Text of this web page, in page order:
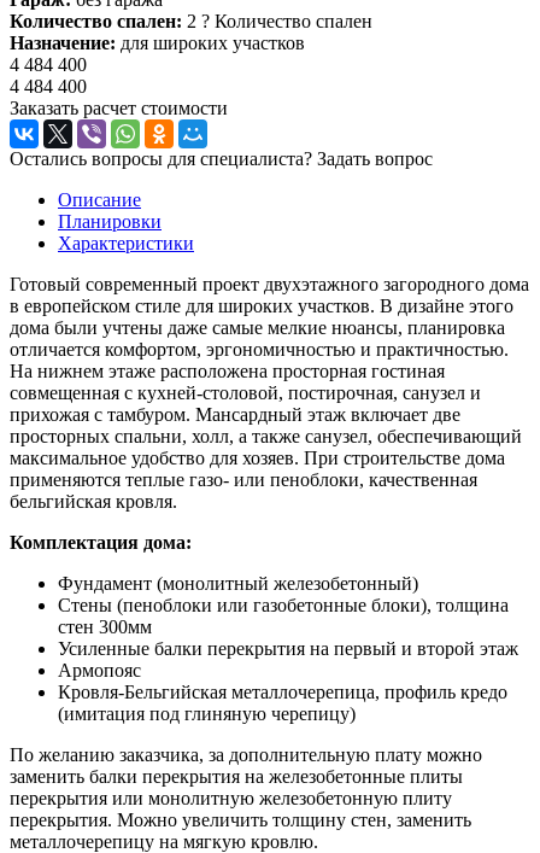
Количество спален: 2 ? Количество спален
Назначение: для широких участков
4 484 400
4 484 400
Заказать расчет стоимости
Остались вопросы для специалиста? Задать вопрос
Описание
Планировки
Характеристики
Готовый современный проект двухэтажного загородного дома
в европейском стиле для широких участков. В дизайне этого
дома были учтены даже самые мелкие нюансы, планировка
отличается комфортом, эргономичностью и практичностью.
На нижнем этаже расположена просторная гостиная
совмещенная с кухней-столовой, постирочная, санузел и
прихожая с тамбуром. Мансардный этаж включает две
просторных спальни, холл, а также санузел, обеспечивающий
максимальное удобство для хозяев. При строительстве дома
применяются теплые газо- или пеноблоки, качественная
бельгийская кровля.
Комплектация дома:
Фундамент (монолитный железобетонный)
Стены (пеноблоки или газобетонные блоки), толщина
стен 300мм
Усиленные балки перекрытия на первый и второй этаж
Армопояс
Кровля-Бельгийская металлочерепица, профиль кредо
(имитация под глиняную черепицу)
По желанию заказчика, за дополнительную плату можно
заменить балки перекрытия на железобетонные плиты
перекрытия или монолитную железобетонную плиту
перекрытия. Можно увеличить толщину стен, заменить
металлочерепицу на мягкую кровлю.